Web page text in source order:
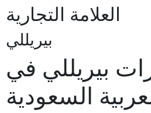
العلامة التجارية
بيريللي
بيريللي في
السعودية